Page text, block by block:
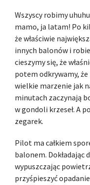
Wszyscy robimy
mamo, ja latam! Po
że właściwie
innych balonów i
cieszymy się, że
potem odkrywamy,
wielkie marzenie jak
minutach zaczynają
w gondoli krzeseł. A
zegarek.
Pilot ma całkiem
balonem. Dokładając
wypuszczając
przyśpieszyć